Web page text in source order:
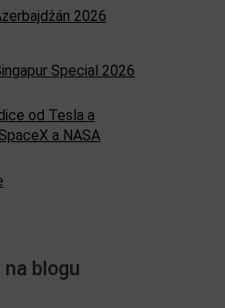
2026
Special 2026
od Tesla a
a NASA
blogu